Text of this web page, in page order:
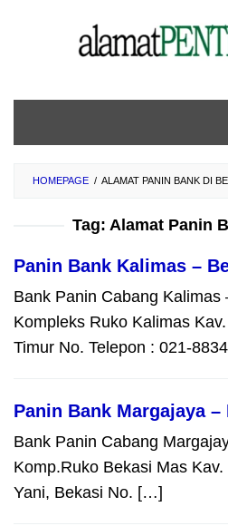
HOMEPAGE / ALAMAT PANIN BANK DI
Tag: Alamat Panin
Panin Bank Kalimas –
Bank Panin Cabang Kalimas
Kompleks Ruko Kalimas
Timur No. Telepon : 021-
Panin Bank Margajaya –
Bank Panin Cabang
Komp.Ruko Bekasi Mas
Yani, Bekasi No. […]